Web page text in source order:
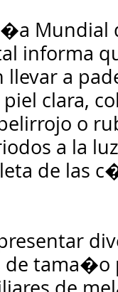
Mundial
informa
llevar a
clara,
o
a la
de las
de